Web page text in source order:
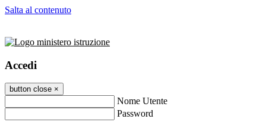
Salta al contenuto
Accedi
button close ×
Nome Utente
Password